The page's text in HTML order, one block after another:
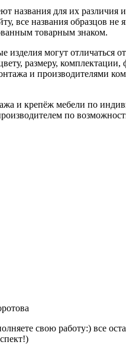
названия для их различия
все названия образцов не
товарным знаком.
изделия могут отличаться
размеру, комплектации,
и производителями
и крепёж мебели по
по
свою работу:) все